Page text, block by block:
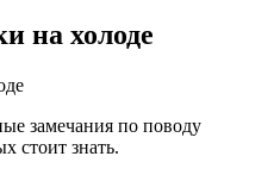
на холоде
замечания по поводу
стоит знать.